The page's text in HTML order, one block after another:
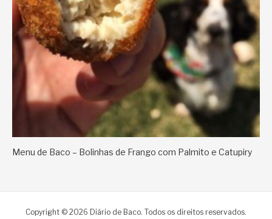
Menu de Baco – Bolinhas de Frango com Palmito e Catupiry
Copyright © 2026 Diário de Baco. Todos os direitos reservados.